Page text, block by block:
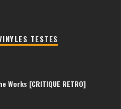
TESTES
Works [CRITIQUE RETRO]